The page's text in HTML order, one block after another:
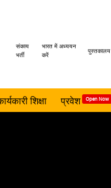
संकाय
भर्ती
भारत में अध्ययन
करें
पुस्तकालय
शिक्षा प्रवेश